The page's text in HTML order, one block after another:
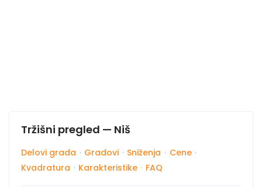
Tržišni pregled — Niš
Delovi grada · Gradovi · Sniženja · Cene ·
Kvadratura · Karakteristike · FAQ